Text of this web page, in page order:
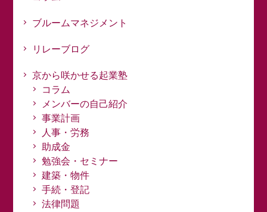
ブルームマネジメント
リレーブログ
京から咲かせる起業塾
コラム
メンバーの自己紹介
事業計画
人事・労務
助成金
勉強会・セミナー
建築・物件
手続・登記
法律問題